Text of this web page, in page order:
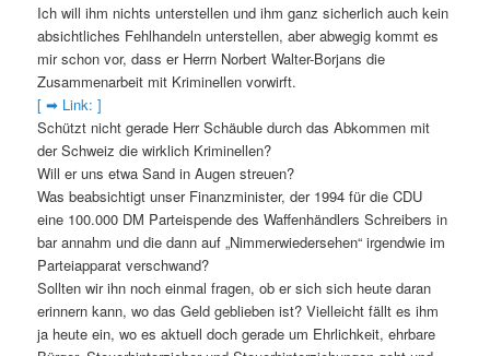
Ich will ihm nichts unterstellen und ihm ganz sicherlich auch kein
absichtliches Fehlhandeln unterstellen, aber abwegig kommt es
mir schon vor, dass er Herrn Norbert Walter-Borjans die
Zusammenarbeit mit Kriminellen vorwirft.
[ ➡ Link: ]
Schützt nicht gerade Herr Schäuble durch das Abkommen mit
der Schweiz die wirklich Kriminellen?
Will er uns etwa Sand in Augen streuen?
Was beabsichtigt unser Finanzminister, der 1994 für die CDU
eine 100.000 DM Parteispende des Waffenhändlers Schreibers in
bar annahm und die dann auf „Nimmerwiedersehen“ irgendwie im
Parteiapparat verschwand?
Sollten wir ihn noch einmal fragen, ob er sich sich heute daran
erinnern kann, wo das Geld geblieben ist? Vielleicht fällt es ihm
ja heute ein, wo es aktuell doch gerade um Ehrlichkeit, ehrbare